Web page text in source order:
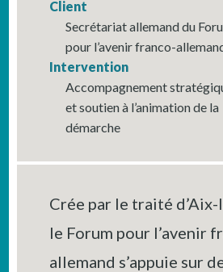
Client
Secrétariat allemand du
pour l’avenir franco-
Intervention
Accompagnement
et soutien à l’animation de la
démarche
Crée par le traité
le Forum pour l’avenir
allemand s’appuie sur